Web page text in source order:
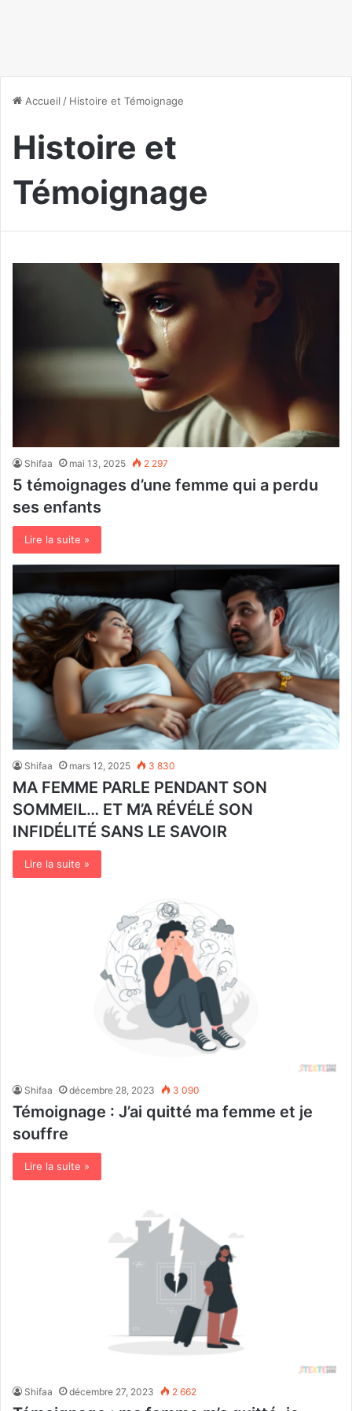
Accueil / Histoire et Témoignage
Histoire et
Témoignage
Shifaa mai 13, 2025 2 297
5 témoignages d’une femme qui a perdu
ses enfants
Lire la suite »
Shifaa mars 12, 2025 3 830
MA FEMME PARLE PENDANT SON
SOMMEIL… ET M’A RÉVÉLÉ SON
INFIDÉLITÉ SANS LE SAVOIR
Lire la suite »
Shifaa décembre 28, 2023 3 090
Témoignage : J’ai quitté ma femme et je
souffre
Lire la suite »
Shifaa décembre 27, 2023 2 662